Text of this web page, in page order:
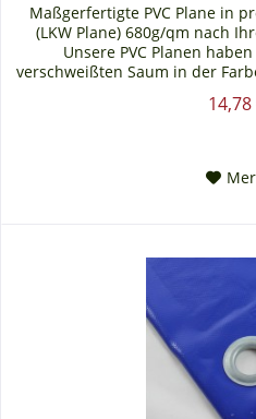
Maßgerfertigte PVC Plane in
(LKW Plane) 680g/qm nach
Unsere PVC Planen
verschweißten Saum in der